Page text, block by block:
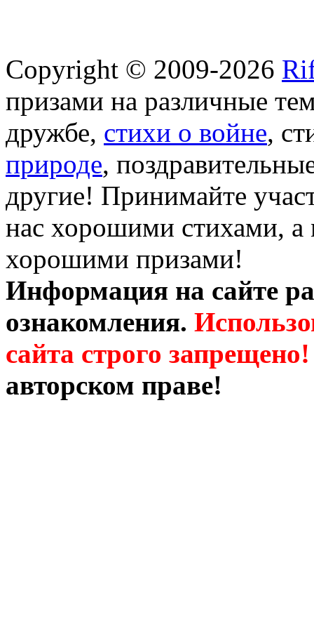
Copyright © 2009-2026
призами на различные
дружбе, стихи о войне,
природе,
другие! Принимайте
нас хорошими стихами, а
хорошими призами!
Информация на сайте
ознакомления.
сайта строго запрещено!
авторском праве!